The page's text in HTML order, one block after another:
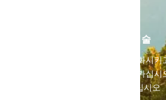
첨단 기술
삶을 변화시
만들어 가십
포용하십시오